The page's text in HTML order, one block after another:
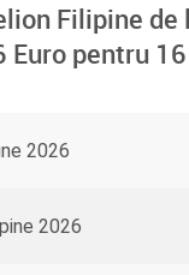
Filipine de
Euro pentru 16
2026
2026